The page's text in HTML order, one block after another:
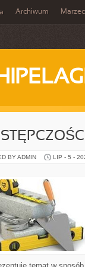
Archiwum Marzec
BY ADMIN LIP - 5 -